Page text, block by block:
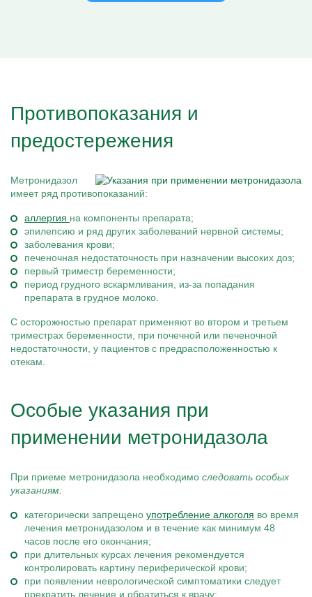
Противопоказания и
предостережения
Метронидазол
имеет ряд противопоказаний:
аллергия на компоненты препарата;
эпилепсию и ряд других заболеваний нервной системы;
заболевания крови;
печеночная недостаточность при назначении высоких доз;
первый триместр беременности;
период грудного вскармливания, из-за попадания
препарата в грудное молоко.
С осторожностью препарат применяют во втором и третьем
триместрах беременности, при почечной или печеночной
недостаточности, у пациентов с предрасположенностью к
отекам.
Особые указания при
применении метронидазола
При приеме метронидазола необходимо следовать особых
указаниям:
категорически запрещено употребление алкоголя во время
лечения метронидазолом и в течение как минимум 48
часов после его окончания;
при длительных курсах лечения рекомендуется
контролировать картину периферической крови;
при появлении неврологической симптоматики следует
прекратить лечение и обратиться к врачу;